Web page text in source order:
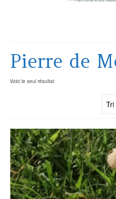
Pierre de
Voici le seul résultat